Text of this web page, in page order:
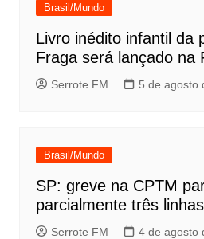
Brasil/Mundo
Livro inédito infantil da
Fraga será lançado na
Serrote FM 5 de agosto
Brasil/Mundo
SP: greve na CPTM
parcialmente três
Serrote FM 4 de agosto